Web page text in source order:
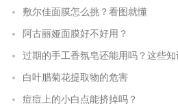
敷尔佳面膜怎么挑？看图就懂
阿古丽娅面膜好不好用？
过期的手工香氛皂还能用吗？这些知
白叶腊菊花提取物的危害
痘痘上的小白点能挤掉吗？